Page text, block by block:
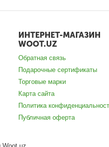
ИНТЕРНЕТ-МАГАЗИН
WOOT.UZ
Обратная связь
Подарочные сертификаты
Торговые марки
Карта сайта
Политика
Публичная оферта